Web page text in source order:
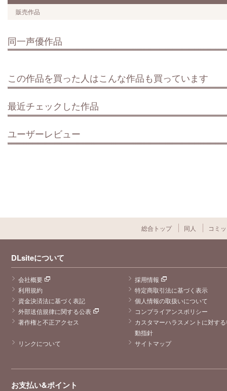
販売作品
同一声優作品
この作品を買った人はこんな作品も買っています
最近チェックした作品
ユーザーレビュー
総合トップ 同人 コミ
DLsiteについて
会社概要
採用情報
利用規約
特定商取引法に基づく表示
資金決済法に基づく表記
個人情報の取扱いについて
外部送信規律に関する公表
コンプライアンスポリシー
著作権と不正アクセス
カスタマーハラスメントに対す
動指針
リンクについて
サイトマップ
お支払い&ポイント